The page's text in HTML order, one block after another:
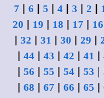
|
2
|
3
|
4
|
5
|
6
|
7
16
|
17
|
18
|
19
|
20
|
29
|
30
|
31
|
32
|
|
41
|
42
|
43
|
44
|
|
53
|
54
|
55
|
56
|
|
65
|
66
|
67
|
68
|